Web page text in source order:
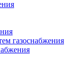
газоснабжения